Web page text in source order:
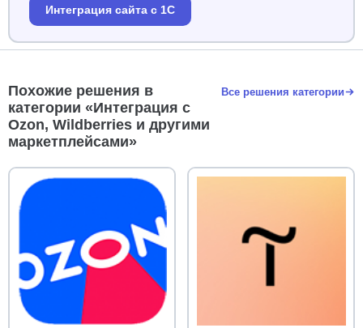
Интеграция сайта с 1С
Похожие решения в
категории «Интеграция с
Ozon, Wildberries и другими
маркетплейсами»
Все решения категории